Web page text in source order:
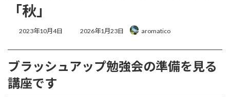
「秋」
2023年10月4日
最
日
2026年1月23日 aromatico
ブラッシュアップ勉強会の準備を見る
講座です